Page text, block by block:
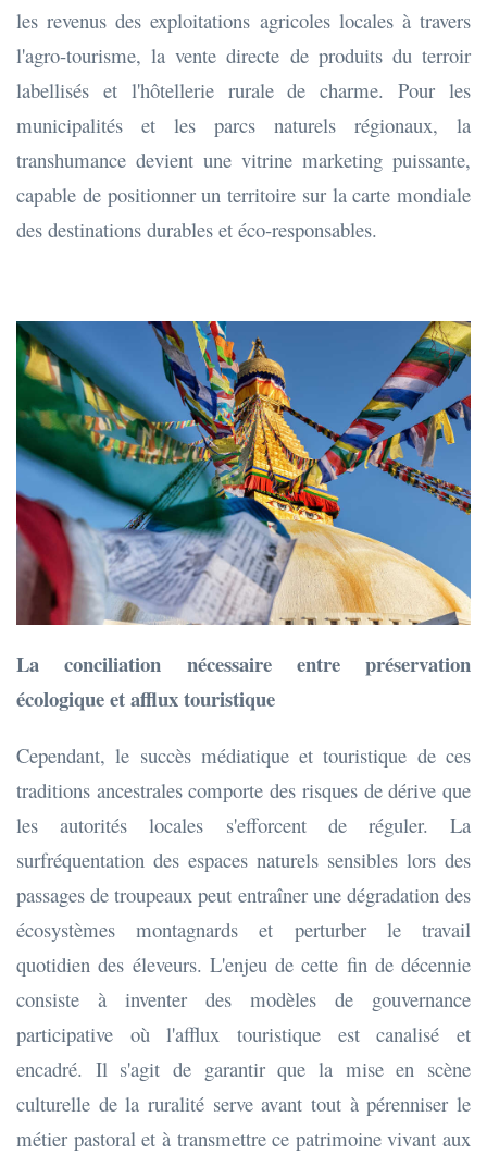
les revenus des exploitations agricoles locales à travers
l'agro-tourisme, la vente directe de produits du terroir
labellisés et l'hôtellerie rurale de charme. Pour les
municipalités et les parcs naturels régionaux, la
transhumance devient une vitrine marketing puissante,
capable de positionner un territoire sur la carte mondiale
des destinations durables et éco-responsables.
La conciliation nécessaire entre préservation
écologique et afflux touristique
Cependant, le succès médiatique et touristique de ces
traditions ancestrales comporte des risques de dérive que
les autorités locales s'efforcent de réguler. La
surfréquentation des espaces naturels sensibles lors des
passages de troupeaux peut entraîner une dégradation des
écosystèmes montagnards et perturber le travail
quotidien des éleveurs. L'enjeu de cette fin de décennie
consiste à inventer des modèles de gouvernance
participative où l'afflux touristique est canalisé et
encadré. Il s'agit de garantir que la mise en scène
culturelle de la ruralité serve avant tout à pérenniser le
métier pastoral et à transmettre ce patrimoine vivant aux